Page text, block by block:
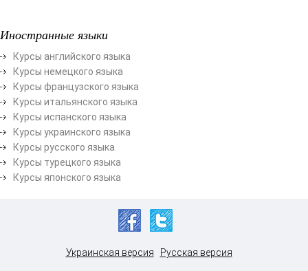
Иностранные языки
Курсы английского языка
Курсы немецкого языка
Курсы французского языка
Курсы итальянского языка
Курсы испанского языка
Курсы украинского языка
Курсы русского языка
Курсы турецкого языка
Курсы японского языка
Украинская версия Русская версия